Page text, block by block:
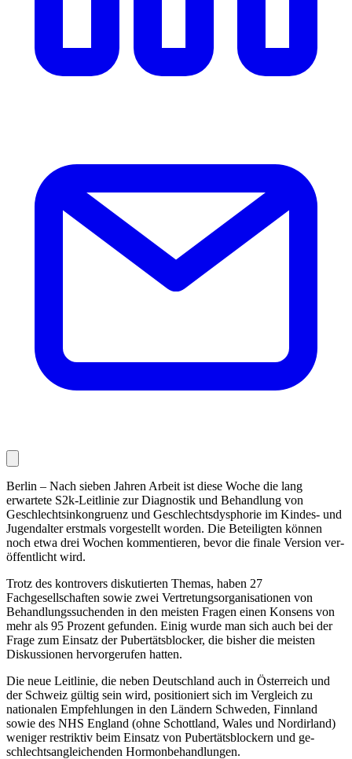
Berlin – Nach sieben Jahren Arbeit ist diese Woche die lang
erwartete S2k-Leitlinie zur Diagnostik und Be­handlung von
Geschlechtsinkongruenz und Geschlechtsdysphorie im Kindes- und
Jugendalter erstmals vor­gestellt worden. Die Beteiligten können
noch etwa drei Wochen kommentieren, bevor die finale Version ver­
öffentlicht wird.
Trotz des kontrovers diskutierten Themas, haben 27
Fachgesellschaften sowie zwei Vertretungsorganisationen von
Behandlungssuchenden in den meisten Fragen einen Konsens von
mehr als 95 Prozent gefunden. Einig wurde man sich auch bei der
Frage zum Einsatz der Pubertätsblocker, die bisher die meisten
Diskussionen hervorgerufen hatten.
Die neue Leitlinie, die neben Deutschland auch in Österreich und
der Schweiz gültig sein wird, positioniert sich im Vergleich zu
nationalen Empfehlungen in den Ländern Schweden, Finnland
sowie des NHS England (ohne Schottland, Wales und Nordirland)
weniger restriktiv beim Einsatz von Pubertätsblockern und ge­
schlechtsangleichenden Hormonbehandlungen.